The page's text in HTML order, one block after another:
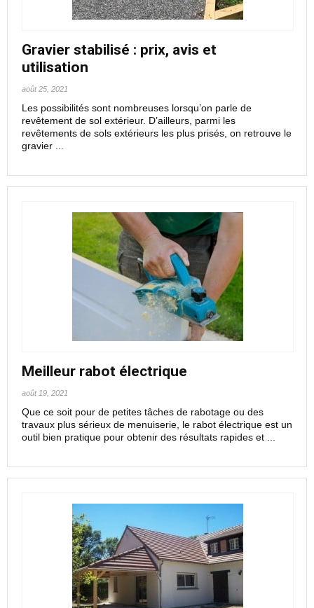
Gravier stabilisé : prix, avis et
utilisation
août 25, 2021
Les possibilités sont nombreuses lorsqu’on parle de
revêtement de sol extérieur. D’ailleurs, parmi les
revêtements de sols extérieurs les plus prisés, on retrouve le
gravier ...
Meilleur rabot électrique
août 19, 2021
Que ce soit pour de petites tâches de rabotage ou des
travaux plus sérieux de menuiserie, le rabot électrique est un
outil bien pratique pour obtenir des résultats rapides et ...